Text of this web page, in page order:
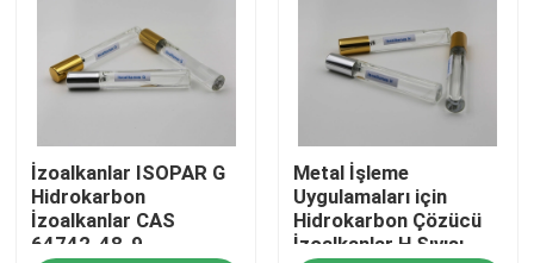
İzoalkanlar ISOPAR G
Hidrokarbon
İzoalkanlar CAS
64742-48-9
Metal İşleme
Uygulamaları için
Hidrokarbon Çözücü
İzoalkanlar H Sıvısı